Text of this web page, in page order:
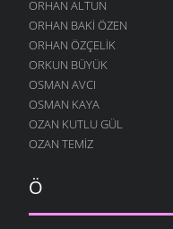
24 TEMMUZ 2004
ORHAN ALTUN
ORHAN BAKI ÖZEN
ORHAN ÖZÇELIK
ORKUN BÜYÜK
OSMAN AVCI
OSMAN KAYA
OZAN KUTLU GÜL
OZAN TEMIZ
Ö